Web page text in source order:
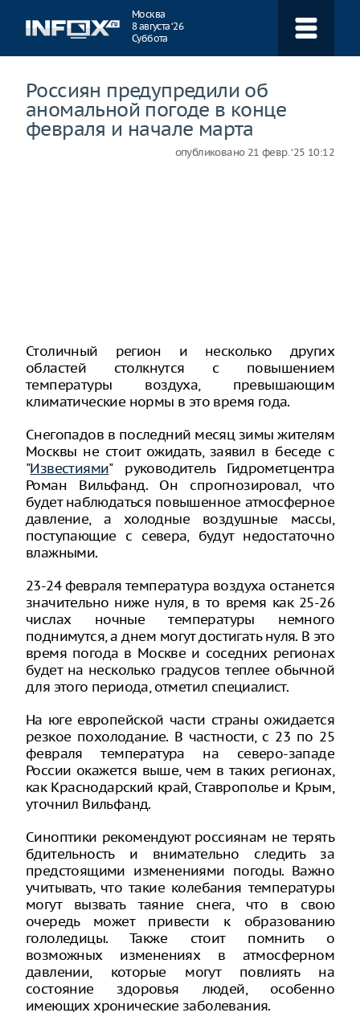
Москва
8 августа ‘26
Суббота
Россиян предупредили об
аномальной погоде в конце
февраля и начале марта
опубликовано 21 февр. ‘25 10:12
Столичный регион и несколько других
областей столкнутся с повышением
температуры воздуха, превышающим
климатические нормы в это время года.
Снегопадов в последний месяц зимы жителям
Москвы не стоит ожидать, заявил в беседе с
"Известиями" руководитель Гидрометцентра
Роман Вильфанд. Он спрогнозировал, что
будет наблюдаться повышенное атмосферное
давление, а холодные воздушные массы,
поступающие с севера, будут недостаточно
влажными.
23-24 февраля температура воздуха останется
значительно ниже нуля, в то время как 25-26
числах ночные температуры немного
поднимутся, а днем могут достигать нуля. В это
время погода в Москве и соседних регионах
будет на несколько градусов теплее обычной
для этого периода, отметил специалист.
На юге европейской части страны ожидается
резкое похолодание. В частности, с 23 по 25
февраля температура на северо-западе
России окажется выше, чем в таких регионах,
как Краснодарский край, Ставрополье и Крым,
уточнил Вильфанд.
Синоптики рекомендуют россиянам не терять
бдительность и внимательно следить за
предстоящими изменениями погоды. Важно
учитывать, что такие колебания температуры
могут вызвать таяние снега, что в свою
очередь может привести к образованию
гололедицы. Также стоит помнить о
возможных изменениях в атмосферном
давлении, которые могут повлиять на
состояние здоровья людей, особенно
имеющих хронические заболевания.